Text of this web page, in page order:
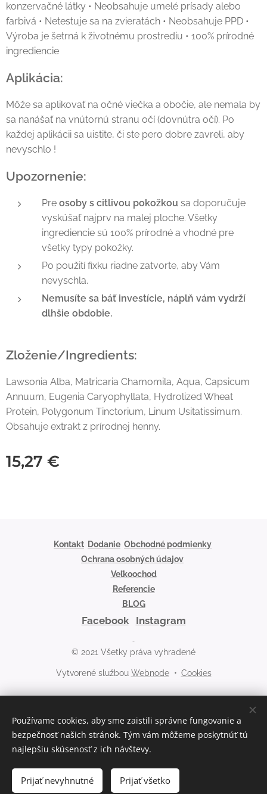
konzervačné látky • Neobsahuje umelé prísady alebo
farbivá • Netestuje sa na zvieratách • Neobsahuje PPD •
Výroba je šetrná k životnému prostrediu • 100% prírodné
ingrediencie
Aplikácia:
Môže sa aplikovať na očné viečka a obočie, ale nemala by
sa nanášať na vnútornú stranu očí (dovnútra očí). Po
každej aplikácii sa uistite, či ste pero dobre zavreli, aby
nevyschlo !
Upozornenie:
Pre osoby s citlivou pokožkou sa doporučuje
vyskúšať najprv na malej ploche. Všetky
ingrediencie sú 100% prírodné a vhodné pre
všetky typy pokožky.
Po použití fixku riadne zatvorte, aby Vám
nevyschla.
Nemusíte sa báť investície, náplň vám vydrží
dlhšie obdobie.
Zloženie/Ingredients:
Lawsonia Alba, Matricaria Chamomila, Aqua, Capsicum
Annuum, Eugenia Caryophyllata, Hydrolized Wheat
Protein, Polygonum Tinctorium, Linum Usitatissimum.
Obsahuje extrakt z prírodnej henny.
15,27 €
Kontakt Dodanie Obchodné podmienky
Ochrana osobných údajov
Veľkoochod
Referencie
BLOG
Facebook Instagram
© 2021 Všetky práva vyhradené
Vytvorené službou Webnode Cookies
Slovenčina
Čeština
Mena
Používame cookies, aby sme zaistili správne fungovanie a
bezpečnosť našich stránok. Tým vám môžeme poskytnúť tú
najlepšiu skúsenosť z ich návštevy.
Prijať nevyhnutné Prijať všetko